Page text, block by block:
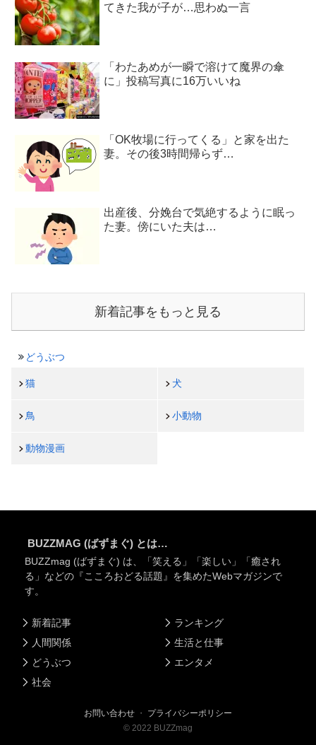
てきた我が子が…思わぬ一言
「わたあめが一瞬で溶けて魔界の傘
に」投稿写真に16万いいね
「OK牧場に行ってくる」と家を出た
妻。その後3時間帰らず…
出産後、分娩台で気絶するように眠っ
た妻。傍にいた夫は…
新着記事をもっと見る
どうぶつ
猫 犬
鳥 小動物
動物漫画
BUZZMAG (ばずまぐ) とは…
BUZZmag (ばずまぐ) は、「笑える」「楽しい」「癒され
る」などの『こころおどる話題』を集めたWebマガジンで
す。
新着記事
人間関係
どうぶつ
社会
ランキング
生活と仕事
エンタメ
お問い合わせ ・ プライバシーポリシー
© 2022 BUZZmag